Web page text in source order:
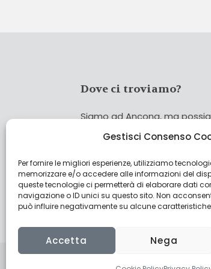
Gestisci Consenso
Per fornire le migliori esperienze, utilizziamo
memorizzare e/o accedere alle informazioni del
queste tecnologie ci permetterà di elaborare dati
navigazione o ID unici su questo sito. Non
può influire negativamente su alcune caratteristiche
Accetta Nega
Dove ci troviamo?
Siamo ad Ancona, ma
coprire tutta Italia!
Cerca